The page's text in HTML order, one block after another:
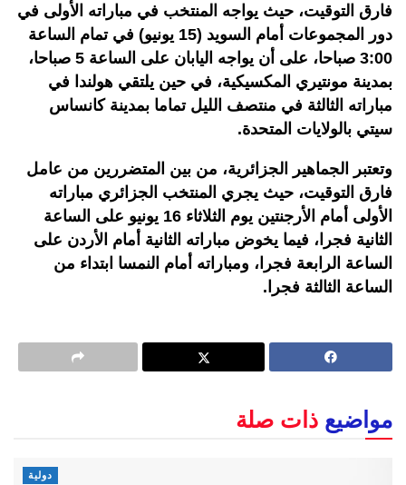
فارق التوقيت، حيث يواجه المنتخب في مباراته الأولى في
دور المجموعات أمام السويد (15 يونيو) في تمام الساعة
3:00 صباحا، على أن يواجه اليابان على الساعة 5 صباحا،
بمدينة مونتيري المكسيكية، في حين يلتقي هولندا في
مباراته الثالثة في منتصف الليل تماما بمدينة كانساس
سيتي بالولايات المتحدة.
وتعتبر الجماهير الجزائرية، من بين المتضررين من عامل
فارق التوقيت، حيث يجري المنتخب الجزائري مباراته
الأولى أمام الأرجنتين يوم الثلاثاء 16 يونيو على الساعة
الثانية فجرا، فيما يخوض مباراته الثانية أمام الأردن على
الساعة الرابعة فجرا، ومباراته أمام النمسا ابتداء من
الساعة الثالثة فجرا.
مواضيع ذات صلة
دولية